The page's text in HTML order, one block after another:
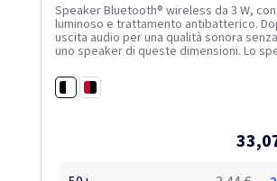
Speaker Bluetooth® wireless da 3 W,
luminoso e trattamento antibatterico.
uscita audio per una qualità sonora
uno speaker di queste dimensioni. Lo
qualsiasi direzione. Dotato di un
Nero / Bianco
Rosso medio / Nero